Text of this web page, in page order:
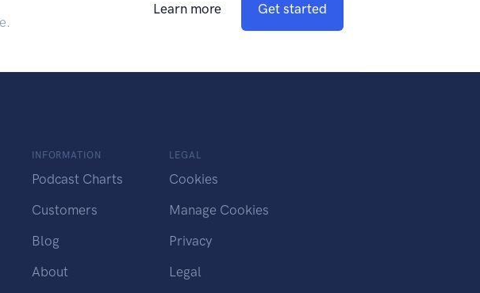
Learn more Get started
INFORMATION
Podcast Charts
Customers
Blog
About
LEGAL
Cookies
Manage Cookies
Privacy
Legal